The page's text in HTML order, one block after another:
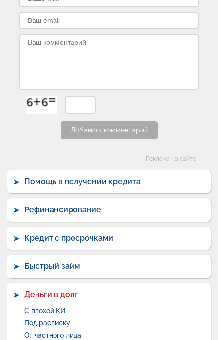
Добавить комментарий
Реклама на сайте
Помощь в получении кредита
Рефинансирование
Кредит с просрочками
Быстрый займ
Деньги в долг
С плохой КИ
Под расписку
От частного лица